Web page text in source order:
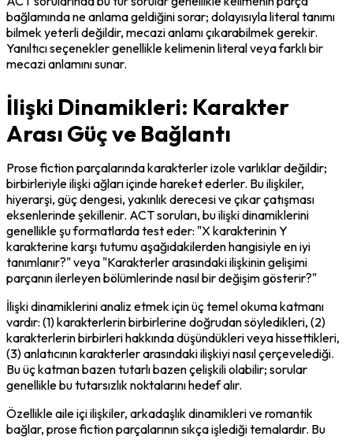
bağlamında ne anlama geldiğini sorar; dolayısıyla literal tanımı
bilmek yeterli değildir, mecazi anlamı çıkarabilmek gerekir.
Yanıltıcı seçenekler genellikle kelimenin literal veya farklı bir
mecazi anlamını sunar.
İlişki Dinamikleri: Karakter
Arası Güç ve Bağlantı
Prose fiction parçalarında karakterler izole varlıklar değildir;
birbirleriyle ilişki ağları içinde hareket ederler. Bu ilişkiler,
hiyerarşi, güç dengesi, yakınlık derecesi ve çıkar çatışması
eksenlerinde şekillenir. ACT soruları, bu ilişki dinamiklerini
genellikle şu formatlarda test eder: "X karakterinin Y
karakterine karşı tutumu aşağıdakilerden hangisiyle en iyi
tanımlanır?" veya "Karakterler arasındaki ilişkinin gelişimi
parçanın ilerleyen bölümlerinde nasıl bir değişim gösterir?"
İlişki dinamiklerini analiz etmek için üç temel okuma katmanı
vardır: (1) karakterlerin birbirlerine doğrudan söyledikleri, (2)
karakterlerin birbirleri hakkında düşündükleri veya hissettikleri,
(3) anlatıcının karakterler arasındaki ilişkiyi nasıl çerçevelediği.
Bu üç katman bazen tutarlı bazen çelişkili olabilir; sorular
genellikle bu tutarsızlık noktalarını hedef alır.
Özellikle aile içi ilişkiler, arkadaşlık dinamikleri ve romantik
bağlar, prose fiction parçalarının sıkça işlediği temalardır. Bu